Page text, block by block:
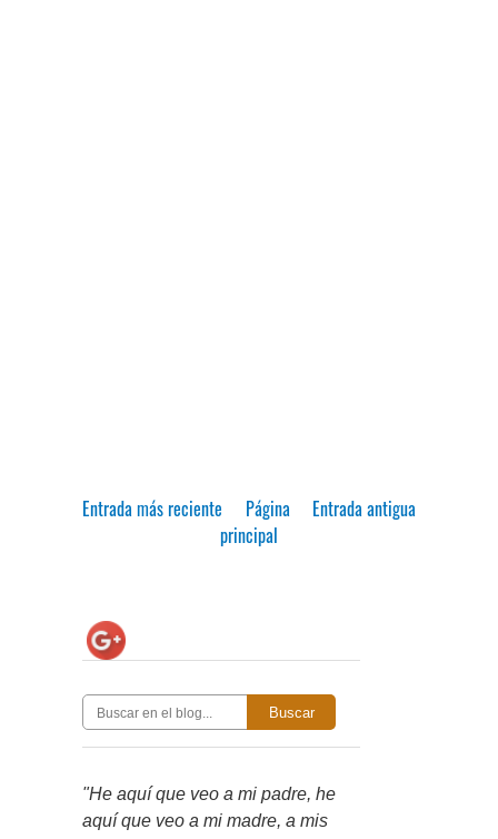
Entrada más reciente Entrada antigua
Página
principal
Buscar
"He aquí que veo a mi padre, he
aquí que veo a mi madre, a mis